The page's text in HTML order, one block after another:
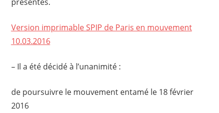
Version imprimable SPIP de Paris en mouvement
10.03.2016
– Il a été décidé à l’unanimité :
de poursuivre le mouvement entamé le 18 février
2016